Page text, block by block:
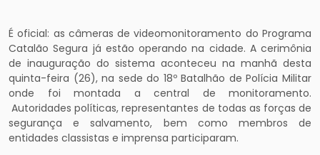
É oficial: as câmeras de videomonitoramento do Programa
Catalão Segura já estão operando na cidade. A cerimônia
de inauguração do sistema aconteceu na manhã desta
quinta-feira (26), na sede do 18º Batalhão de Polícia Militar
onde foi montada a central de monitoramento.
Autoridades políticas, representantes de todas as forças de
segurança e salvamento, bem como membros de
entidades classistas e imprensa participaram.